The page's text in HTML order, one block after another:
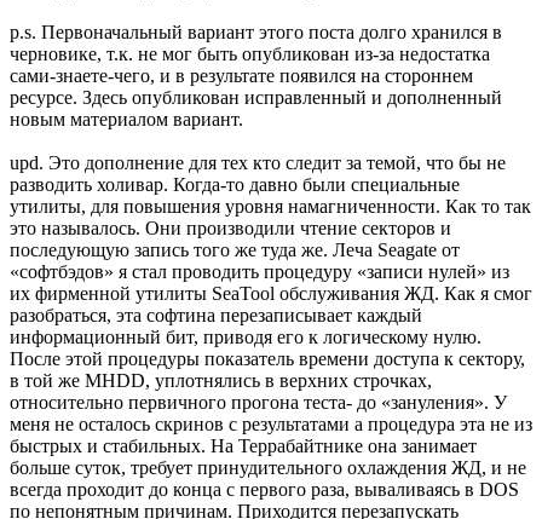
p.s. Первоначальный вариант этого поста долго хранился в
черновике, т.к. не мог быть опубликован из-за недостатка
сами-знаете-чего, и в результате появился на стороннем
ресурсе. Здесь опубликован исправленный и дополненный
новым материалом вариант.
upd. Это дополнение для тех кто следит за темой, что бы не
разводить холивар. Когда-то давно были специальные
утилиты, для повышения уровня намагниченности. Как то так
это называлось. Они производили чтение секторов и
последующую запись того же туда же. Леча Seagate от
«софтбэдов» я стал проводить процедуру «записи нулей» из
их фирменной утилиты SeaTool обслуживания ЖД. Как я смог
разобраться, эта софтина перезаписывает каждый
информационный бит, приводя его к логическому нулю.
После этой процедуры показатель времени доступа к сектору,
в той же MHDD, уплотнялись в верхних строчках,
относительно первичного прогона теста- до «зануления». У
меня не осталось скринов с результатами а процедура эта не из
быстрых и стабильных. На Террабайтнике она занимает
больше суток, требует принудительного охлаждения ЖД, и не
всегда проходит до конца с первого раза, вываливаясь в DOS
по непонятным причинам. Приходится перезапускать